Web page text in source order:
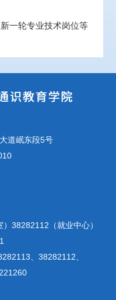
一轮专业技术岗位等
道岷东段5号
38282112（就业中心）
、38282112、